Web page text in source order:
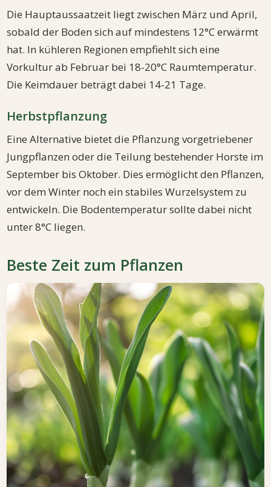
Die Hauptaussaatzeit liegt zwischen März und April,
sobald der Boden sich auf mindestens 12°C erwärmt
hat. In kühleren Regionen empfiehlt sich eine
Vorkultur ab Februar bei 18-20°C Raumtemperatur.
Die Keimdauer beträgt dabei 14-21 Tage.
Herbstpflanzung
Eine Alternative bietet die Pflanzung vorgetriebener
Jungpflanzen oder die Teilung bestehender Horste im
September bis Oktober. Dies ermöglicht den Pflanzen,
vor dem Winter noch ein stabiles Wurzelsystem zu
entwickeln. Die Bodentemperatur sollte dabei nicht
unter 8°C liegen.
Beste Zeit zum Pflanzen